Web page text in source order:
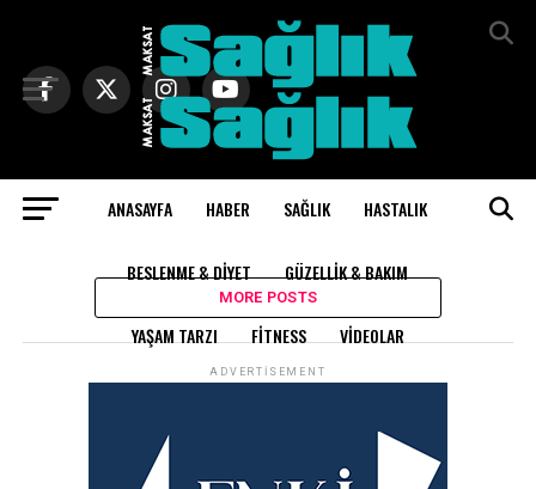
ANASAYFA HABER SAĞLIK HASTALIK
BESLENME & DIYET GÜZELLIK & BAKIM
YAŞAM TARZI FITNESS VIDEOLAR
All posts tagged "banyo"
MORE POSTS
ADVERTISEMENT
Exit mobile version